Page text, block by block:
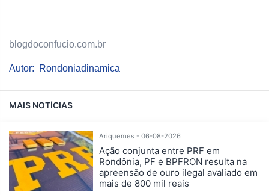
blogdoconfucio.com.br
Autor: Rondoniadinamica
MAIS NOTÍCIAS
Ariquemes - 06-08-2026
Ação conjunta entre PRF em
Rondônia, PF e BPFRON resulta na
apreensão de ouro ilegal avaliado em
mais de 800 mil reais